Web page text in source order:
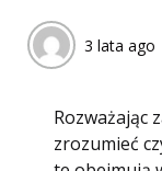
3 lata ago
Rozważając
zrozumieć